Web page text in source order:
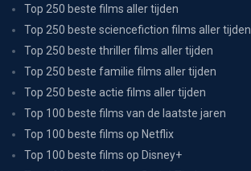
Top 250 beste films aller tijden
Top 250 beste sciencefiction films aller tijden
Top 250 beste thriller films aller tijden
Top 250 beste familie films aller tijden
Top 250 beste actie films aller tijden
Top 100 beste films van de laatste jaren
Top 100 beste films op Netflix
Top 100 beste films op Disney+